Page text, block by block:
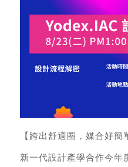
【跨出舒適圈，媒合好簡
新一代設計產學合作今年